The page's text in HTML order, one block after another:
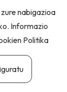
nabigazioa
Informazio
Politika